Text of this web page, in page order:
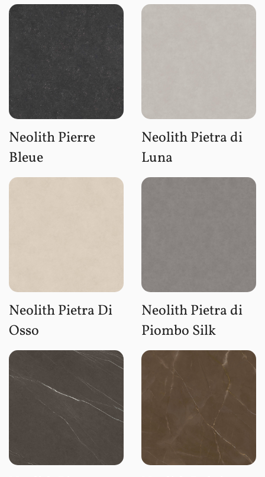
Neolith Pierre
Bleue
Neolith Pietra di
Luna
Neolith Pietra Di
Osso
Neolith Pietra di
Piombo Silk